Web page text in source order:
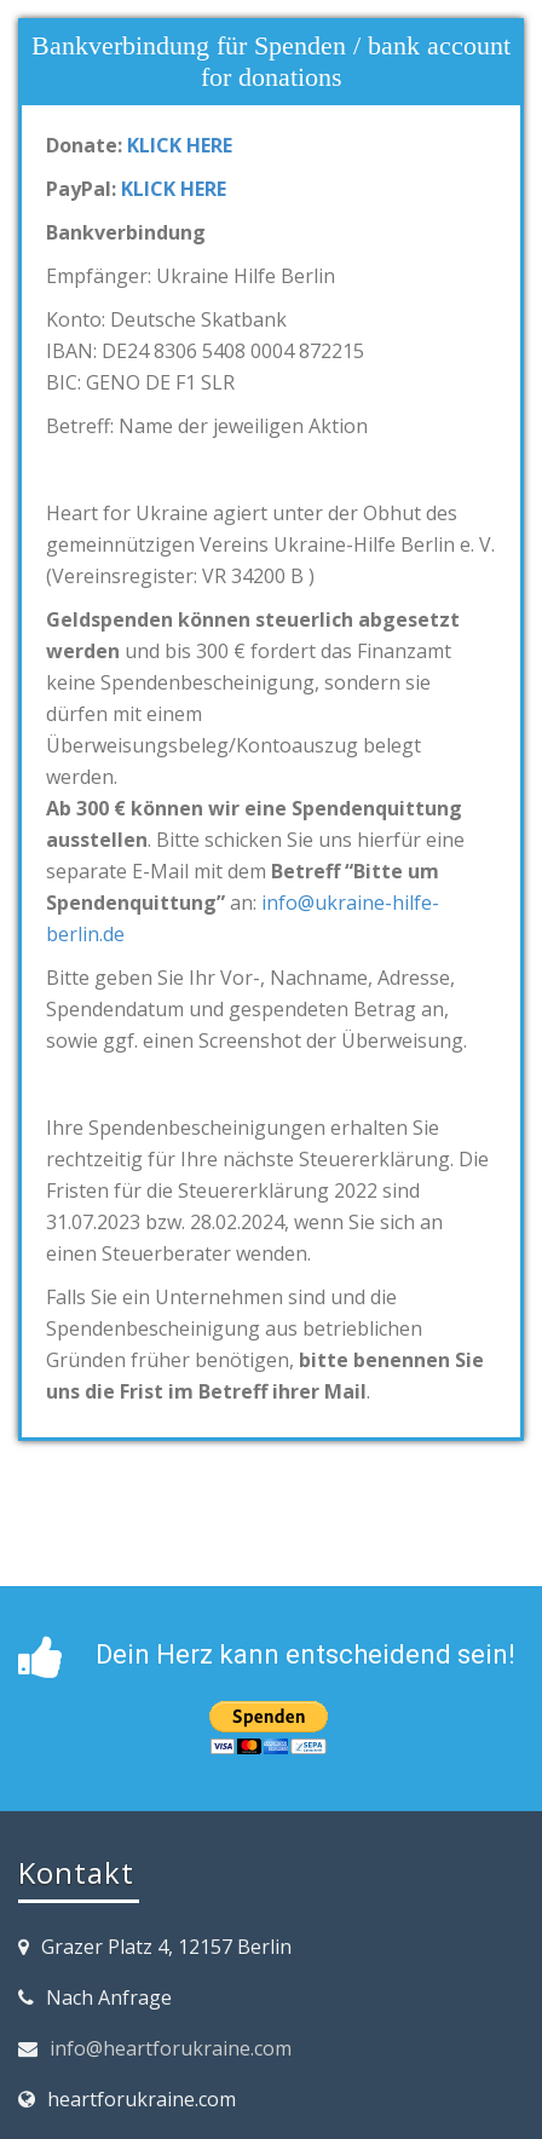
Bankverbindung für Spenden / bank account
for donations
Donate: KLICK HERE
PayPal: KLICK HERE
Bankverbindung
Empfänger: Ukraine Hilfe Berlin
Konto: Deutsche Skatbank
IBAN: DE24 8306 5408 0004 872215
BIC: GENO DE F1 SLR
Betreff: Name der jeweiligen Aktion
Heart for Ukraine agiert unter der Obhut des
gemeinnützigen Vereins Ukraine-Hilfe Berlin e. V.
(Vereinsregister: VR 34200 B )
Geldspenden können steuerlich abgesetzt
werden und bis 300 € fordert das Finanzamt
keine Spendenbescheinigung, sondern sie
dürfen mit einem
Überweisungsbeleg/Kontoauszug belegt
werden.
Ab 300 € können wir eine Spendenquittung
ausstellen. Bitte schicken Sie uns hierfür eine
separate E-Mail mit dem Betreff “Bitte um
Spendenquittung”an: info@ukraine-hilfe-
berlin.de
Bitte geben Sie Ihr Vor-, Nachname, Adresse,
Spendendatum und gespendeten Betrag an,
sowie ggf. einen Screenshot der Überweisung.
Ihre Spendenbescheinigungen erhalten Sie
rechtzeitig für Ihre nächste Steuererklärung. Die
Fristen für die Steuererklärung 2022 sind
31.07.2023 bzw. 28.02.2024, wenn Sie sich an
einen Steuerberater wenden.
Falls Sie ein Unternehmen sind und die
Spendenbescheinigung aus betrieblichen
Gründen früher benötigen, bitte benennen Sie
uns die Frist im Betreff ihrer Mail.
Dein Herz kann entscheidend sein!
Kontakt
Grazer Platz 4, 12157 Berlin
Nach Anfrage
info@heartforukraine.com
heartforukraine.com